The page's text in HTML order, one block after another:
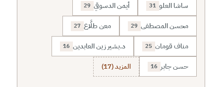
ساشا العلو 31 أيمن الدسوقي 29
محسن المصطفى 29 معن طلَّاع 27
مناف قومان 25 د.بشير زين العابدين 16
حسن جابر 16 المزيد (17)